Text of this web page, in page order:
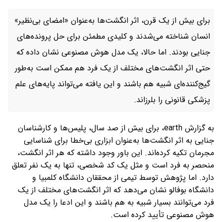
برای بیش از یک قرن، اثر انگشت‌ها به‌عنوان «امضای بی‌نظیر»
انسان شناخته می‌شدند و کلیدی مطمئن برای حل پرونده‌های
جنایی بودند. اما حالا، یک مدل هوش مصنوعی نشان داده که
حتی اثر انگشت‌های مختلف از یک فرد هم ممکن است به‌طور
گیج‌کننده‌ای شبیه هم باشند و این یافته می‌تواند پایه‌های علم
پزشکی قانونی را بلرزاند.
به گزارش earth، برای بیش از صد سال، پلیس‌ها و کارشناسان
جنایی به اثر انگشت‌ها به‌عنوان ابزاری بی‌خطا برای شناسایی
مجرمان تکیه کرده‌اند. این باور وجود داشته که هر اثر انگشت،
منحصر به فرد است و مثل یک کد شخصی، تنها به یک نفر تعلق
دارد. اما پژوهش توسط تیمی از محققان دانشگاه کلمبیا و
دانشگاه بوفالو نشان می‌دهد که اثر انگشت‌های مختلف از یک
فرد می‌توانند بسیار شبیه به هم باشند و این ادعا را یک مدل
هوش مصنوعی تأیید کرده است.